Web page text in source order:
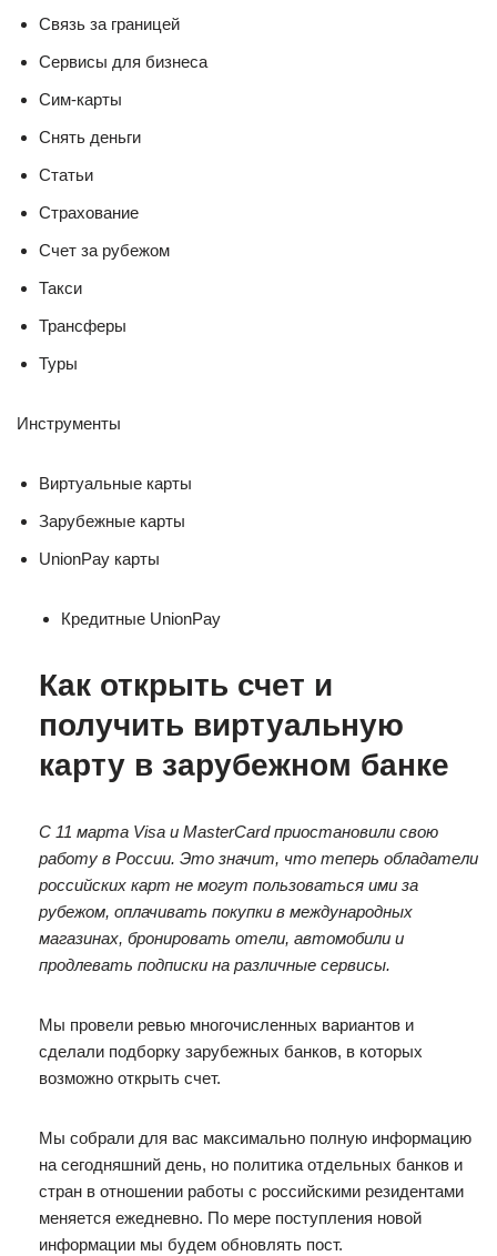
Связь за границей
Сервисы для бизнеса
Сим-карты
Снять деньги
Статьи
Страхование
Счет за рубежом
Такси
Трансферы
Туры
Инструменты
Виртуальные карты
Зарубежные карты
UnionPay карты
Кредитные UnionPay
Как открыть счет и
получить виртуальную
карту в зарубежном банке
С 11 марта Visa и MasterCard приостановили свою
работу в России. Это значит, что теперь обладатели
российских карт не могут пользоваться ими за
рубежом, оплачивать покупки в международных
магазинах, бронировать отели, автомобили и
продлевать подписки на различные сервисы.
Мы провели ревью многочисленных вариантов и
сделали подборку зарубежных банков, в которых
возможно открыть счет.
Мы собрали для вас максимально полную информацию
на сегодняшний день, но политика отдельных банков и
стран в отношении работы с российскими резидентами
меняется ежедневно. По мере поступления новой
информации мы будем обновлять пост.